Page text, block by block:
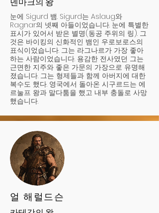
눈에 Sigurd 뱀. Sigurd는 Aslaug와
Ragnar의 넷째 아들이었습니다. 눈에 특별한
표시가 있어서 받은 별명(동공 주위의 링). 그
것은 바이킹의 신화적인 뱀인 우로보로스의
표식이었습니다. 그는 라그나르가 가장 좋아
하는 사람이었습니다. 용감한 전사였던 그는
근면한 지주와 좋은 가문의 가장으로 유명해
졌습니다. 그는 형제들과 함께 아버지에 대한
복수도 했다. 영국에서 돌아온 시구르드는 에
르눌프 왕과 말다툼을 했고 내부 충돌로 사망
했습니다.
얼 해럴드슨